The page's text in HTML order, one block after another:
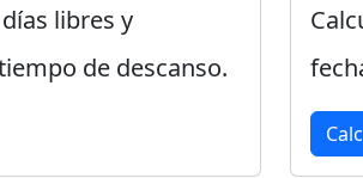
libres y
de descanso.